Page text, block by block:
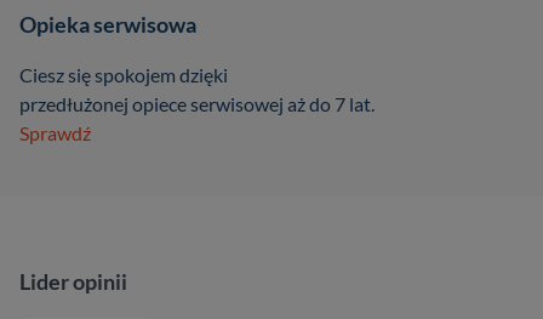
Opieka serwisowa
Ciesz się spokojem dzięki
przedłużonej opiece serwisowej aż do 7 lat.
Sprawdź
Lider opinii